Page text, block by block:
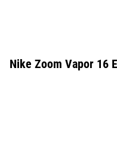
Nike Zoom Vapor 16